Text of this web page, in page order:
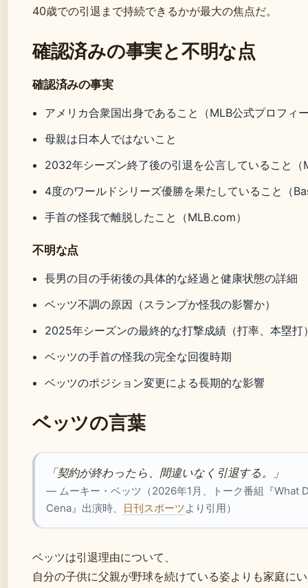
40歳での引退まで持続できるかが最大の焦点だ。
確認済みの事実と不明な点
確認済みの事実
アメリカ合衆国出身であること（MLB公式プロフィ
母親は日本人ではないこと
2032年シーズン終了後の引退を公言していること
4度のワールドシリーズ優勝を果たしていること（
手首の怪我で離脱したこと（MLB.com）
不明な点
長男の目の手術後の具体的な経過と健康状態の詳細
ベッツ不調の原因（スランプか怪我の影響か）
2025年シーズンの最終的な打撃成績（打率、本塁打
ベッツの手首の怪我の完全な回復時期
ベッツのポジション変更による長期的な影響
ベッツの言葉
「契約が終わったら、間違いなく引退する。」
— ムーキー・ベッツ（2026年1月、トーク番組『What
Cena』出演時、
日刊スポーツより引用）
ベッツは引退理由について、
自分の子供に父親が野球を続けている姿よりも家庭に